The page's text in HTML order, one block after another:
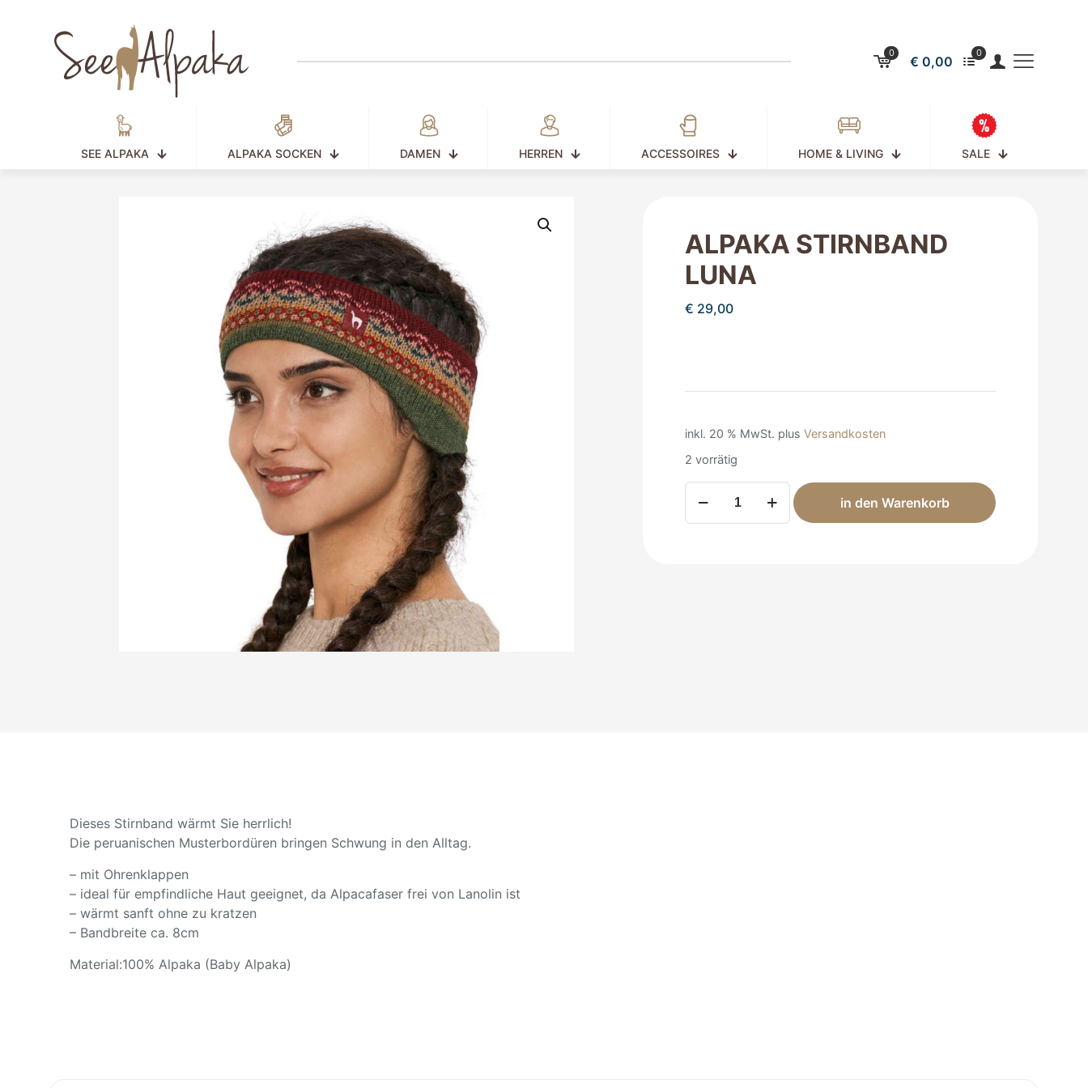
0
€ 0,00
0
SEE ALPAKA ALPAKA SOCKEN DAMEN HERREN ACCESSOIRES HOME & LIVING SALE
ALPAKA STIRNBAND
LUNA
€ 29,00
inkl. 20 % MwSt. plus Versandkosten
2 vorrätig
Stirnband
in den Warenkorb
Dieses Stirnband wärmt Sie herrlich!
Die peruanischen Musterbordüren bringen Schwung in den Alltag.
– mit Ohrenklappen
– ideal für empfindliche Haut geeignet, da Alpacafaser frei von Lanolin ist
– wärmt sanft ohne zu kratzen
– Bandbreite ca. 8cm
Material:100% Alpaka (Baby Alpaka)